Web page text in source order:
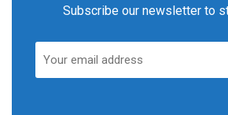
Subscribe our newsletter to